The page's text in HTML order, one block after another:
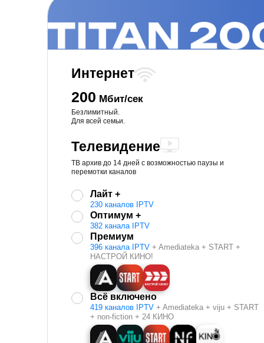
Интернет
200 Мбит/сек
Безлимитный.
Для всей семьи.
Телевидение
ТВ архив до 14 дней с возможностью паузы и
перемотки каналов
Лайт +
230 каналов IPTV
Оптимум +
382 канала IPTV
Премиум
396 канала IPTV + Amediateka + START +
НАСТРОЙ КИНО!
Всё включено
419 каналов IPTV + Amediateka + viju + START
+ non-fiction + 24 КИНО